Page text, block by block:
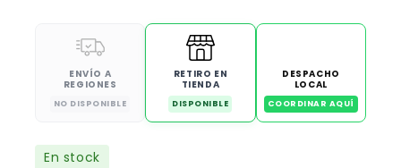
ENVÍO A
REGIONES
NO DISPONIBLE
RETIRO EN
TIENDA
DISPONIBLE
DESPACHO
LOCAL
COORDINAR AQUÍ
En stock